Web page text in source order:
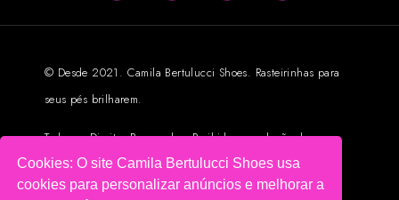
© Desde 2021. Camila Bertulucci Shoes. Rasteirinhas para
seus pés brilharem.
Todos os Direitos Reservados. Proibida reprodução das
imagens sem autorização prévia.
Cookies: O site Camila Bertulucci Shoes usa
cookies para personalizar anúncios e melhorar a